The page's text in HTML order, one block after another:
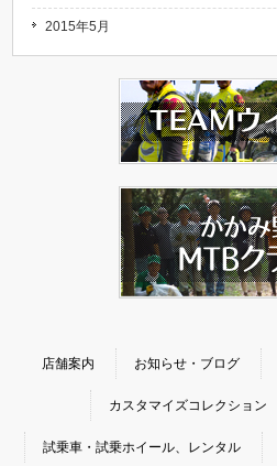
2015年5月
店舗案内 お知らせ・ブログ
カスタマイズコレクション
試乗車・試乗ホイール、レンタル